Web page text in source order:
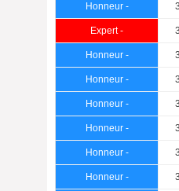
Honneur -
Expert -
Honneur -
Honneur -
Honneur -
Honneur -
Honneur -
Honneur -